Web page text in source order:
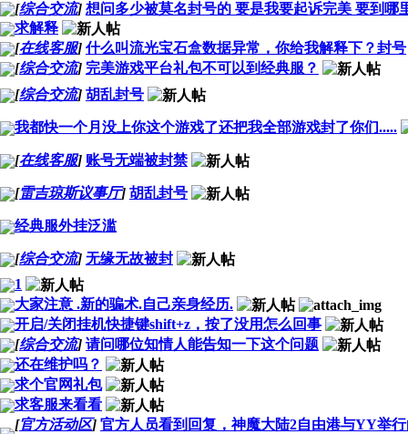
[综合交流] 想问多少被莫名封号的 要是我要起诉完美 要到哪
求解释
[在线客服] 什么叫流光宝石盒数据异常，你给我解释下？封号
[综合交流] 完美游戏平台礼包不可以到经典服？
[综合交流] 胡乱封号
我都快一个月没上你这个游戏了还把我全部游戏封了你们.....
[在线客服] 账号无端被封禁
[雷吉琼斯议事厅] 胡乱封号
经典服外挂泛滥
[综合交流] 无缘无故被封
1
大家注意 .新的骗术.自己亲身经历.
开启/关闭挂机快捷键shift+z，按了没用怎么回事
[综合交流] 请问哪位知情人能告知一下这个问题
还在维护吗？
求个官网礼包
求客服来看看
[官方活动区] 官方人员看到回复，神魔大陆2自由港与YY举